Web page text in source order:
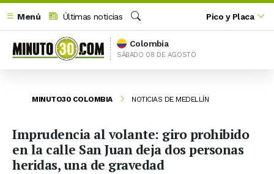
Menú
Últimas noticias
Buscar
Pico y Placa
Colombia
SÁBADO 08 DE AGOSTO
MINUTO30 COLOMBIA NOTICIAS DE MEDELLÍN
Imprudencia al volante: giro prohibido
en la calle San Juan deja dos personas
heridas, una de gravedad